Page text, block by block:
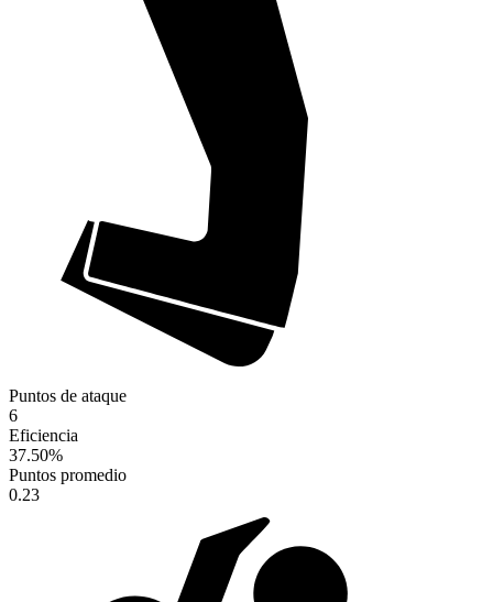
Puntos de ataque
6
Eficiencia
37.50%
Puntos promedio
0.23